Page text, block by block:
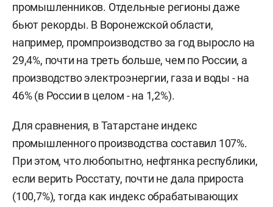
промышленников. Отдельные регионы даже
бьют рекорды. В Воронежской области,
например, промпроизводство за год выросло на
29,4%, почти на треть больше, чем по России, а
производство электроэнергии, газа и воды - на
46% (в России в целом - на 1,2%).
Для сравнения, в Татарстане индекс
промышленного производства составил 107%.
При этом, что любопытно, нефтянка республики,
если верить Росстату, почти не дала прироста
(100,7%), тогда как индекс обрабатывающих